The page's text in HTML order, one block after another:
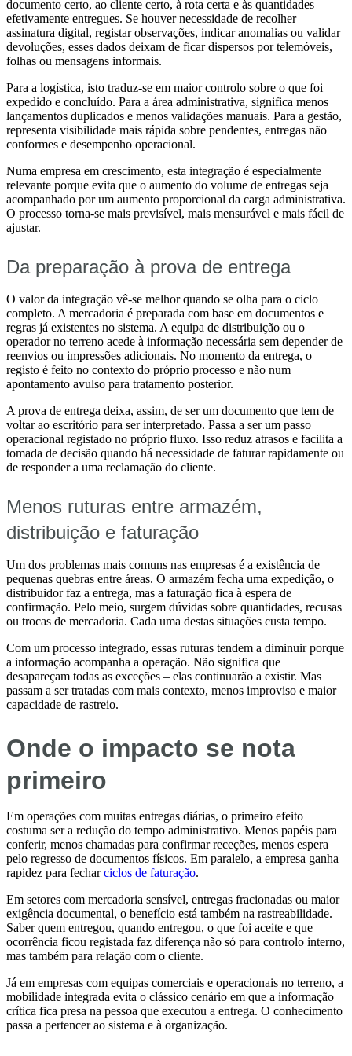
documento certo, ao cliente certo, à rota certa e às quantidades
efetivamente entregues. Se houver necessidade de recolher
assinatura digital, registar observações, indicar anomalias ou validar
devoluções, esses dados deixam de ficar dispersos por telemóveis,
folhas ou mensagens informais.
Para a logística, isto traduz-se em maior controlo sobre o que foi
expedido e concluído. Para a área administrativa, significa menos
lançamentos duplicados e menos validações manuais. Para a gestão,
representa visibilidade mais rápida sobre pendentes, entregas não
conformes e desempenho operacional.
Numa empresa em crescimento, esta integração é especialmente
relevante porque evita que o aumento do volume de entregas seja
acompanhado por um aumento proporcional da carga administrativa.
O processo torna-se mais previsível, mais mensurável e mais fácil de
ajustar.
Da preparação à prova de entrega
O valor da integração vê-se melhor quando se olha para o ciclo
completo. A mercadoria é preparada com base em documentos e
regras já existentes no sistema. A equipa de distribuição ou o
operador no terreno acede à informação necessária sem depender de
reenvios ou impressões adicionais. No momento da entrega, o
registo é feito no contexto do próprio processo e não num
apontamento avulso para tratamento posterior.
A prova de entrega deixa, assim, de ser um documento que tem de
voltar ao escritório para ser interpretado. Passa a ser um passo
operacional registado no próprio fluxo. Isso reduz atrasos e facilita a
tomada de decisão quando há necessidade de faturar rapidamente ou
de responder a uma reclamação do cliente.
Menos ruturas entre armazém,
distribuição e faturação
Um dos problemas mais comuns nas empresas é a existência de
pequenas quebras entre áreas. O armazém fecha uma expedição, o
distribuidor faz a entrega, mas a faturação fica à espera de
confirmação. Pelo meio, surgem dúvidas sobre quantidades, recusas
ou trocas de mercadoria. Cada uma destas situações custa tempo.
Com um processo integrado, essas ruturas tendem a diminuir porque
a informação acompanha a operação. Não significa que
desapareçam todas as exceções – elas continuarão a existir. Mas
passam a ser tratadas com mais contexto, menos improviso e maior
capacidade de rastreio.
Onde o impacto se nota
primeiro
Em operações com muitas entregas diárias, o primeiro efeito
costuma ser a redução do tempo administrativo. Menos papéis para
conferir, menos chamadas para confirmar receções, menos espera
pelo regresso de documentos físicos. Em paralelo, a empresa ganha
rapidez para fecharciclos de faturação.
Em setores com mercadoria sensível, entregas fracionadas ou maior
exigência documental, o benefício está também na rastreabilidade.
Saber quem entregou, quando entregou, o que foi aceite e que
ocorrência ficou registada faz diferença não só para controlo interno,
mas também para relação com o cliente.
Já em empresas com equipas comerciais e operacionais no terreno, a
mobilidade integrada evita o clássico cenário em que a informação
crítica fica presa na pessoa que executou a entrega. O conhecimento
passa a pertencer ao sistema e à organização.